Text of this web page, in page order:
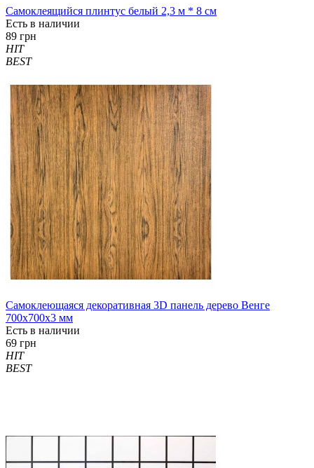
Самоклеящийся плинтус белый 2,3 м * 8 см
Есть в наличии
89 грн
HIT
BEST
Самоклеющаяся декоративная 3D панель дерево Венге
700x700x3 мм
Есть в наличии
69 грн
HIT
BEST